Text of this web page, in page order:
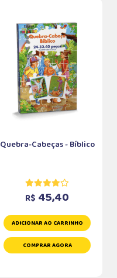
Quebra-Cabeças - Bíblico
R$ 45,40
ADICIONAR AO CARRINHO
COMPRAR AGORA